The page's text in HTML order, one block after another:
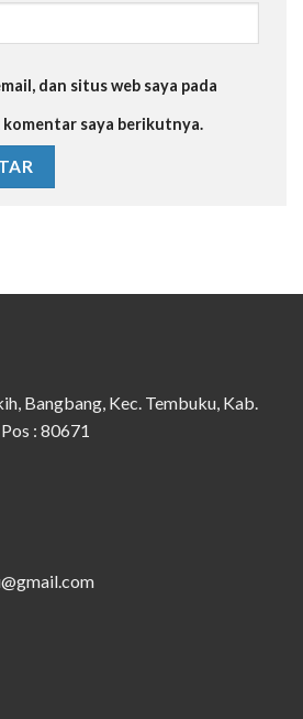
dan situs web saya pada
saya berikutnya.
Bangbang, Kec. Tembuku, Kab.
: 80671